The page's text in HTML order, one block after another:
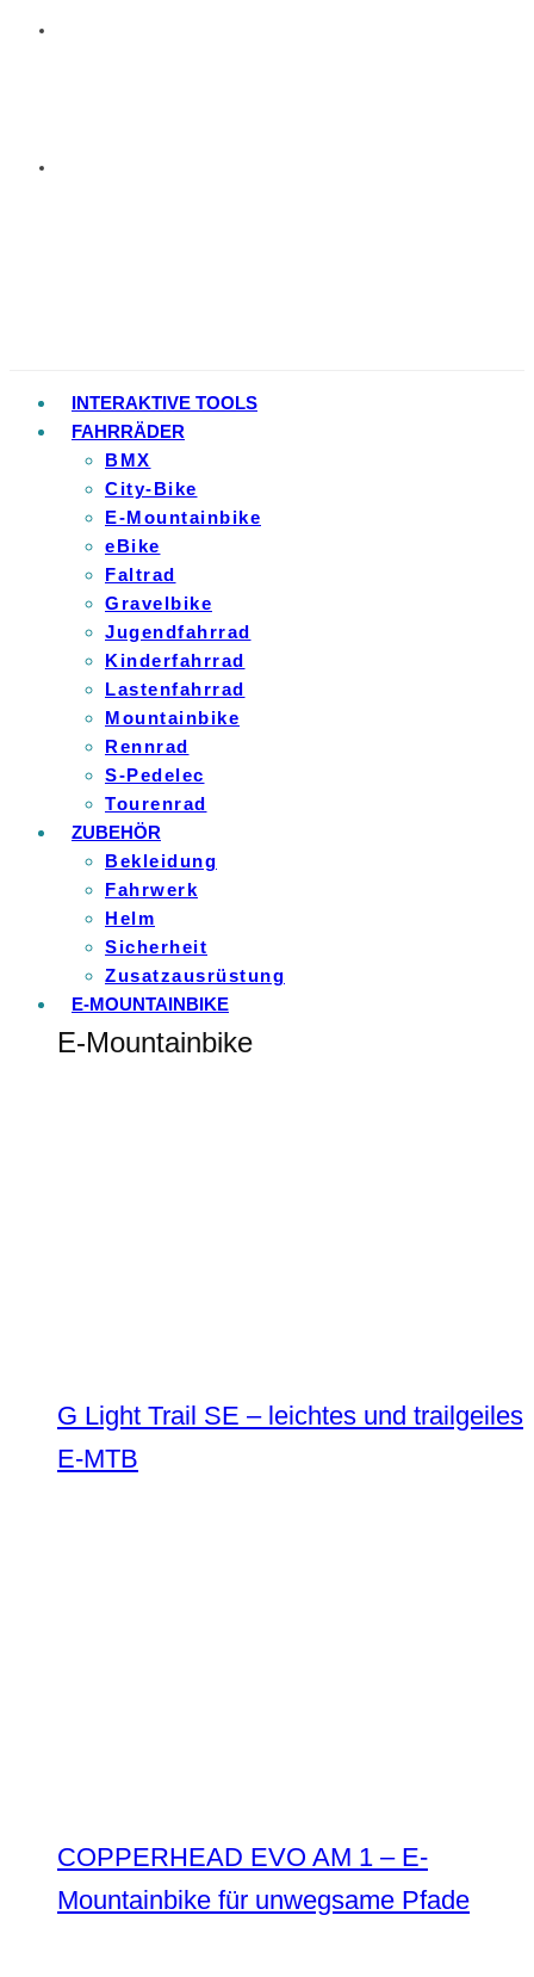
INTERAKTIVE TOOLS
FAHRRÄDER
BMX
City-Bike
E-Mountainbike
eBike
Faltrad
Gravelbike
Jugendfahrrad
Kinderfahrrad
Lastenfahrrad
Mountainbike
Rennrad
S-Pedelec
Tourenrad
ZUBEHÖR
Bekleidung
Fahrwerk
Helm
Sicherheit
Zusatzausrüstung
E-MOUNTAINBIKE
E-Mountainbike
G Light Trail SE – leichtes und trailgeiles
E-MTB
COPPERHEAD EVO AM 1 – E-
Mountainbike für unwegsame Pfade